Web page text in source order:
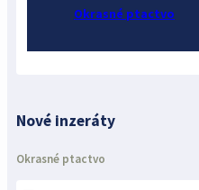
Okrasné ptactvo
Nové inzeráty
Okrasné ptactvo